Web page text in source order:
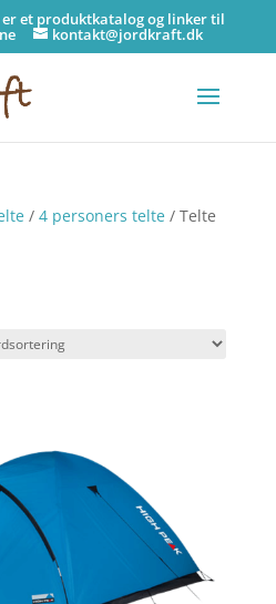
er et produktkatalog og linker til
kontakt@jordkraft.dk
/ 4 personers telte/ Telte